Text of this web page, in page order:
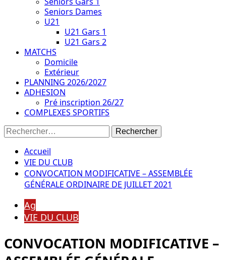
Seniors Dames
U21
U21 Gars 1
U21 Gars 2
MATCHS
Domicile
Extérieur
PLANNING 2026/2027
ADHESION
Pré inscription 26/27
COMPLEXES SPORTIFS
Rechercher :
Accueil
VIE DU CLUB
CONVOCATION MODIFICATIVE – ASSEMBLÉE
GÉNÉRALE ORDINAIRE DE JUILLET 2021
Ag
VIE DU CLUB
CONVOCATION MODIFICATIVE –